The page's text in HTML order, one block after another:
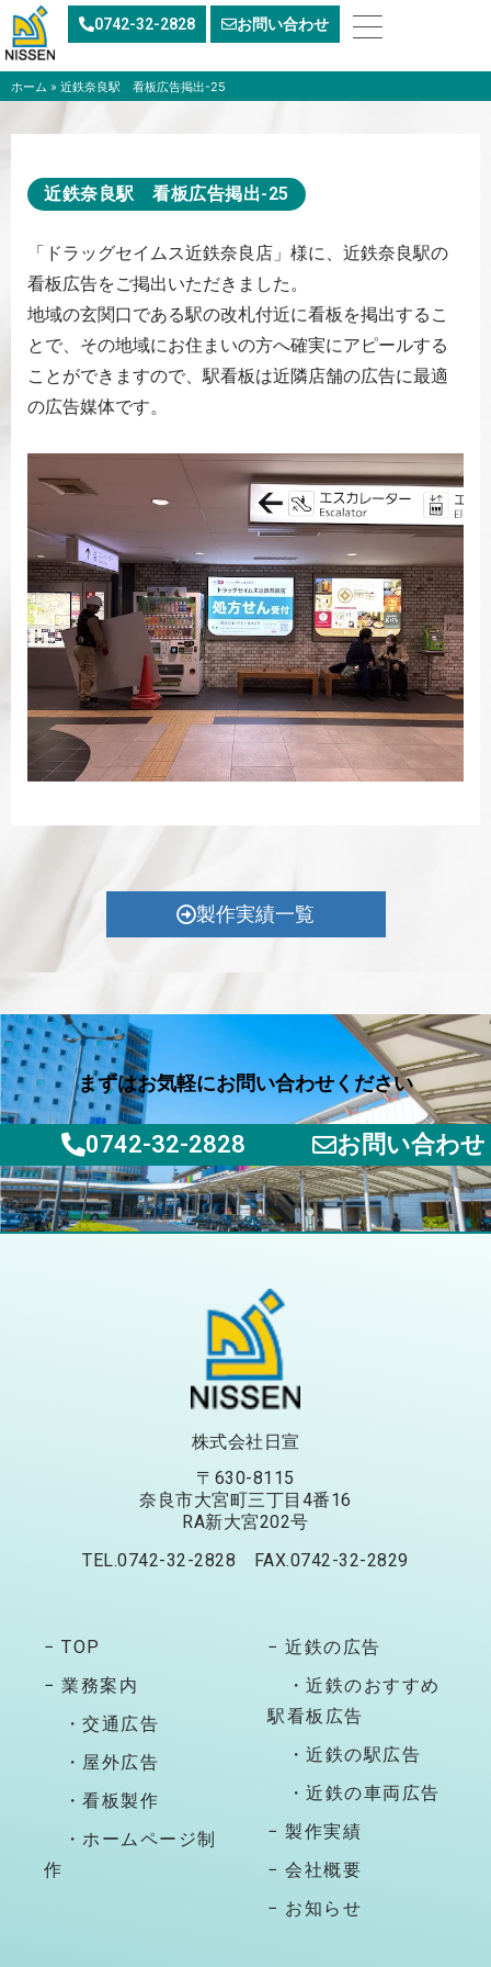
内
容
を
ス
ッ
0742-32-2828 お問い合わせ
ホーム » 近鉄奈良駅 看板広告掲出-25
近鉄奈良駅 看板広告掲出-25
「ドラッグセイムス近鉄奈良店」様に、近鉄奈良駅の
看板広告をご掲出いただきました。
地域の玄関口である駅の改札付近に看板を掲出するこ
とで、その地域にお住まいの方へ確実にアピールする
ことができますので、駅看板は近隣店舗の広告に最適
の広告媒体です。
製作実績一覧
まずはお気軽にお問い合わせください
0742-32-2828 お問い合わせ
株式会社日宣
〒630-8115
奈良市大宮町三丁目4番16
RA新大宮202号
TEL.0742-32-2828 FAX.0742-32-2829
− TOP
− 業務案内
・交通広告
・屋外広告
・看板製作
・ホームページ制
作
− 近鉄の広告
・近鉄のおすすめ
駅看板広告
・近鉄の駅広告
・近鉄の車両広告
− 製作実績
− 会社概要
− お知らせ